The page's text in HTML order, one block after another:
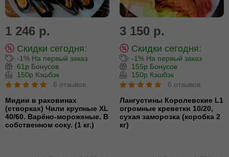
1 246 р.
Скидки сегодня:
-1% На первый заказ
61р Бонусов
150р Кэшбэк
6 отзывов
Мидии в раковинах
(створках) Чили крупные XL
40/60. Варёно-мороженые. В
собственном соку. (1 кг.)
3 150 р.
Скидки сегодня:
-1% На первый заказ
155р Бонусов
150р Кэшбэк
6 отзывов
Лангустины Королевские L1
огромные креветки 10/20,
сухая заморозка (коробка 2
кг)